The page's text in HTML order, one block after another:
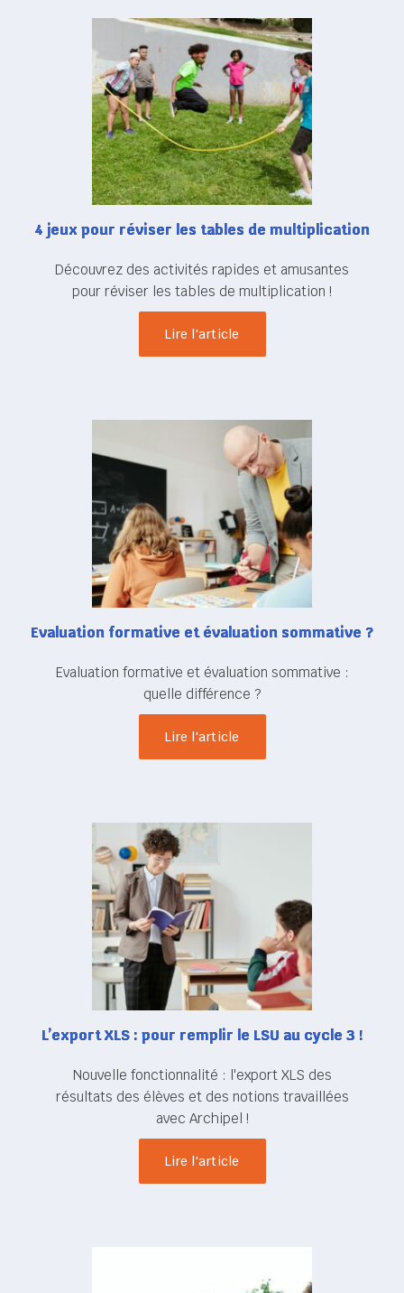
4 jeux pour réviser les tables de multiplication
Découvrez des activités rapides et amusantes
pour réviser les tables de multiplication !
Lire l'article
Evaluation formative et évaluation sommative ?
Evaluation formative et évaluation sommative :
quelle différence ?
Lire l'article
L’export XLS : pour remplir le LSU au cycle 3 !
Nouvelle fonctionnalité : l'export XLS des
résultats des élèves et des notions travaillées
avec Archipel !
Lire l'article